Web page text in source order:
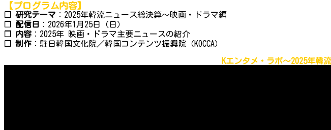
【プログラム内容】
❐ 研究テーマ ：2025年韓流ニュース総決算～映画・ドラマ編
❐ 配信日
：2026年1月25日（日）
❐ 内容 ：2025年 映画・ドラマ主要ニュースの紹介
❐ 制作 ：駐日韓国文化院／韓国コンテンツ振興院（KOCCA）
Kエンタメ・ラボ～2025年韓